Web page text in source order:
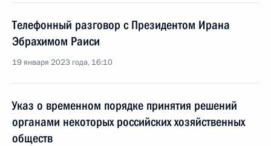
Телефонный разговор с Президентом Ирана
Эбрахимом Раиси
19 января 2023 года, 16:10
Указ о временном порядке принятия решений
органами некоторых российских хозяйственных
обществ